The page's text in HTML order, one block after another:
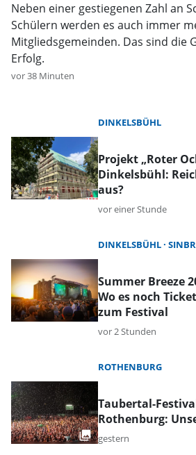
Neben einer gestiegenen Zahl an
Schülern werden es auch immer
Mitgliedsgemeinden. Das sind die
Erfolg.
vor 38 Minuten
DINKELSBÜHL
Projekt „Roter
Dinkelsbühl:
aus?
vor einer Stunde
DINKELSBÜHL
Summer Breeze
Wo es noch
zum Festival
vor 2 Stunden
ROTHENBURG
Taubertal-
Rothenburg:
gestern